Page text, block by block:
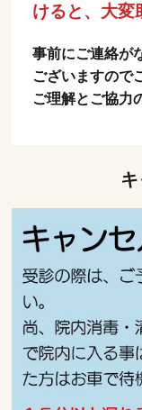
けると、大変
事前にご連絡が
ございますので
ご理解とご協力